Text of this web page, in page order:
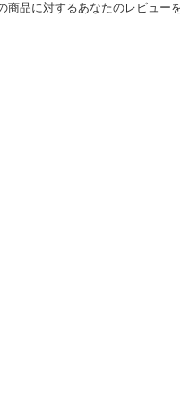
商品に対するあなたのレビュー